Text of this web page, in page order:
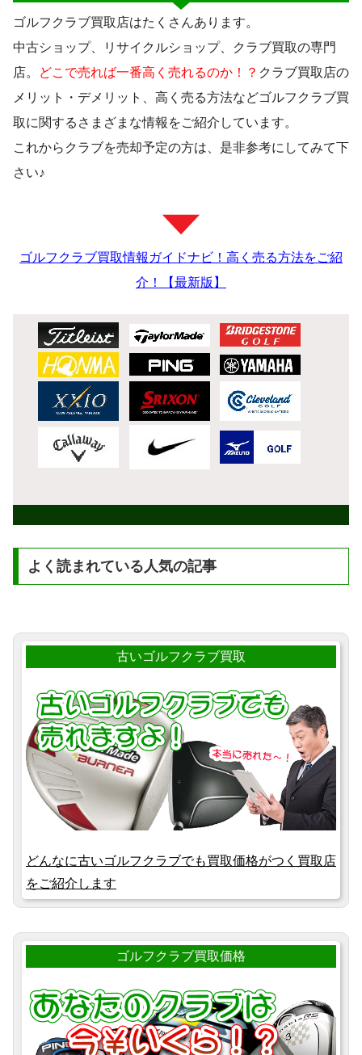
ゴルフクラブ買取店はたくさんあります。
中古ショップ、リサイクルショップ、クラブ買取の専門
店。
どこで売れば一番高く売れるのか！？ クラブ買取店の
メリット・デメリット、高く売る方法などゴルフクラブ買
取に関するさまざまな情報をご紹介しています。
これからクラブを売却予定の方は、是非参考にしてみて下
さい♪
ゴルフクラブ買取情報ガイドナビ！高く売る方法をご紹
介！【最新版】
よく読まれている人気の記事
古いゴルフクラブ買取
どんなに古いゴルフクラブでも買取価格がつく買取店
をご紹介します
ゴルフクラブ買取価格